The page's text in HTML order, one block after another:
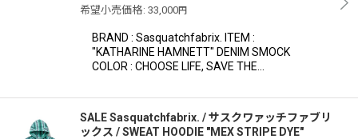
希望小売価格: 33,000円
BRAND : Sasquatchfabrix. ITEM :
"KATHARINE HAMNETT" DENIM SMOCK
COLOR : CHOOSE LIFE, SAVE THE…
SALE Sasquatchfabrix. / サスクワァッチファブリ
ックス / SWEAT HOODIE "MEX STRIPE DYE"